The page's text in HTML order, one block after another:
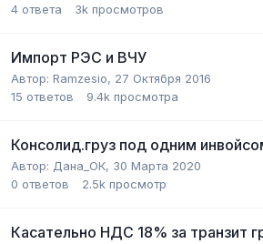
4 ответа 3k просмотров
Импорт РЭС и ВЧУ
Автор: Ramzesio, 27 Октября 2016
15 ответов 9.4k просмотра
Консолид.груз под одним
Автор: Дана_ОК, 30 Марта 2020
0 ответов 2.5k просмотр
Касательно НДС 18% за транзит